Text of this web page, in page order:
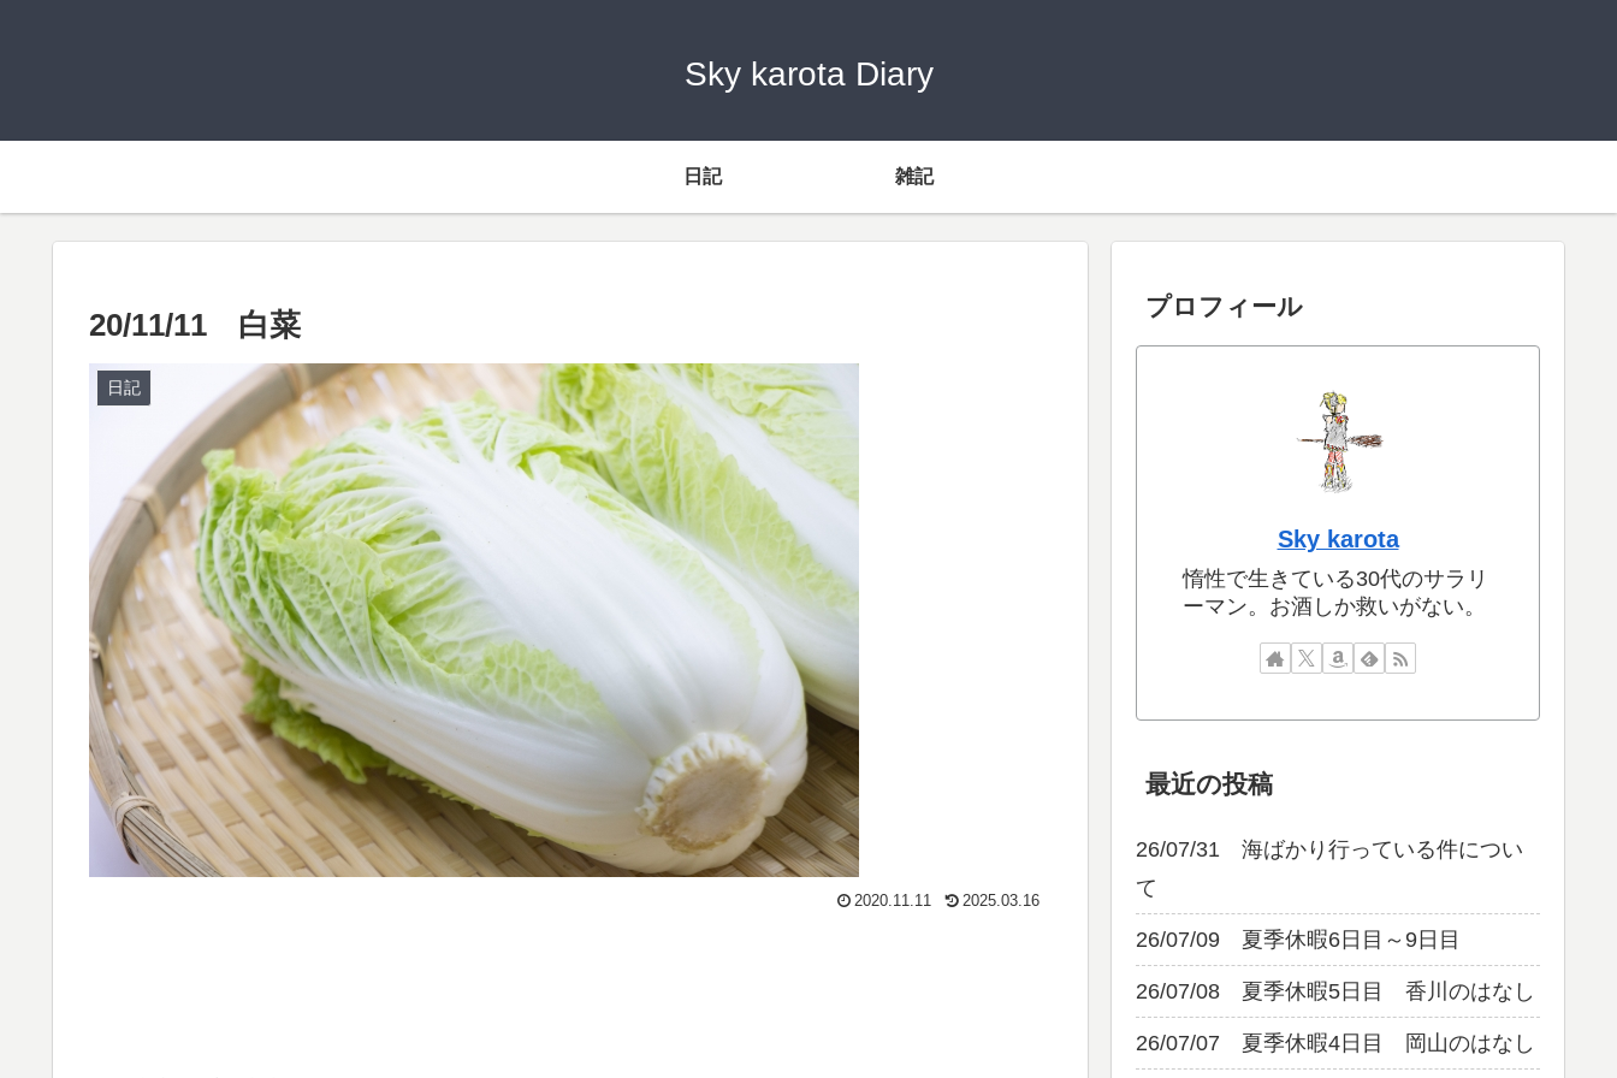
Sky karota Diary
日記 雑記
20/11/11 白菜
日記
2020.11.11 2025.03.16
プロフィール
Sky karota
惰性で生きている30代のサラリ
ーマン。お酒しか救いがない。
最近の投稿
26/07/31 海ばかり行っている件につい
て
26/07/09 夏季休暇6日目～9日目
26/07/08 夏季休暇5日目 香川のはなし
26/07/07 夏季休暇4日目 岡山のはなし